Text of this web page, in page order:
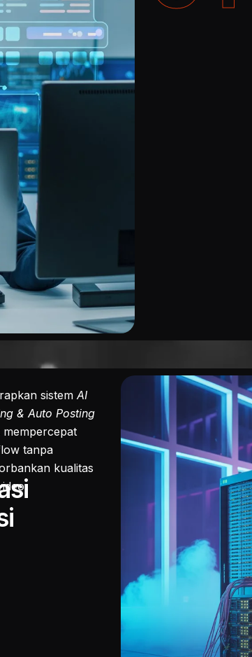
sistemAI
& Auto Posting
tanpa
kualitas